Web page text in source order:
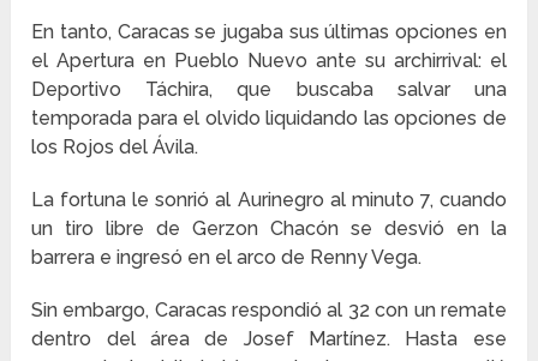
En tanto, Caracas se jugaba sus últimas opciones en
el Apertura en Pueblo Nuevo ante su archirrival: el
Deportivo Táchira, que buscaba salvar una
temporada para el olvido liquidando las opciones de
los Rojos del Ávila.
La fortuna le sonrió al Aurinegro al minuto 7, cuando
un tiro libre de Gerzon Chacón se desvió en la
barrera e ingresó en el arco de Renny Vega.
Sin embargo, Caracas respondió al 32 con un remate
dentro del área de Josef Martínez. Hasta ese